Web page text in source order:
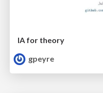
IA for theory
gpeyre